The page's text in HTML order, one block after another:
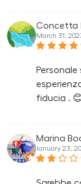
Concetta
March 31,
fiducia .
Marina
January 23,